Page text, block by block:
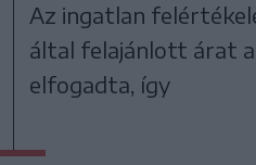
Az ingatlan
által felajánlott árat
elfogadta, így